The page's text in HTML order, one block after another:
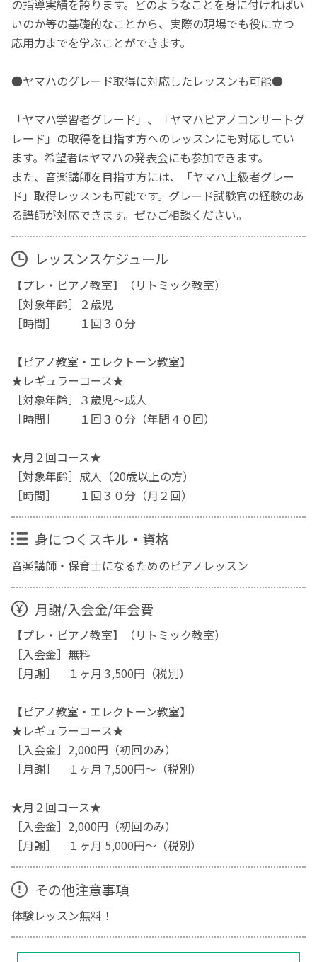
の指導実績を誇ります。どのようなことを身に付ければい
いのか等の基礎的なことから、実際の現場でも役に立つ
応用力までを学ぶことができます。
●ヤマハのグレード取得に対応したレッスンも可能●
「ヤマハ学習者グレード」、「ヤマハピアノコンサートグ
レード」の取得を目指す方へのレッスンにも対応してい
ます。希望者はヤマハの発表会にも参加できます。
また、音楽講師を目指す方には、「ヤマハ上級者グレー
ド」取得レッスンも可能です。グレード試験官の経験のあ
る講師が対応できます。ぜひご相談ください。
レッスンスケジュール
【プレ・ピアノ教室】（リトミック教室）
［対象年齢］２歳児
［時間］ １回３０分
【ピアノ教室・エレクトーン教室】
★レギュラーコース★
［対象年齢］３歳児〜成人
［時間］ １回３０分（年間４０回）
★月２回コース★
［対象年齢］成人（20歳以上の方）
［時間］ １回３０分（月２回）
身につくスキル・資格
音楽講師・保育士になるためのピアノレッスン
月謝/入会金/年会費
【プレ・ピアノ教室】（リトミック教室）
［入会金］無料
［月謝］ １ヶ月 3,500円（税別）
【ピアノ教室・エレクトーン教室】
★レギュラーコース★
［入会金］2,000円（初回のみ）
［月謝］ １ヶ月 7,500円〜（税別）
★月２回コース★
［入会金］2,000円（初回のみ）
［月謝］ １ヶ月 5,000円〜（税別）
その他注意事項
体験レッスン無料！